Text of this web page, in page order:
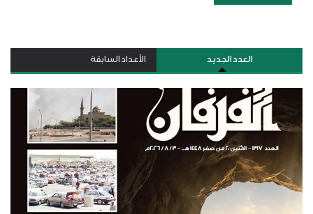
العدد الجديد الأعداد السابقة